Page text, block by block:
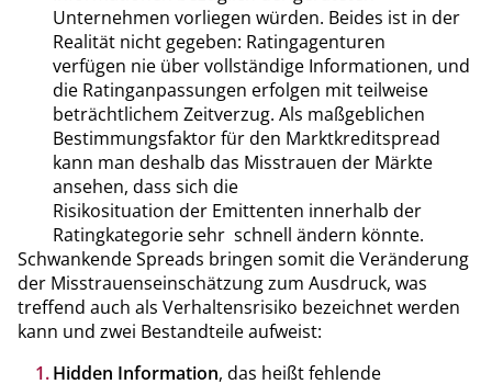
Unternehmen vorliegen würden. Beides ist in der
Realität nicht gegeben: Ratingagenturen
verfügen nie über vollständige Informationen, und
die Ratinganpassungen erfolgen mit teilweise
beträchtlichem Zeitverzug. Als maßgeblichen
Bestimmungsfaktor für den Marktkreditspread
kann man deshalb das Misstrauen der Märkte
ansehen, dass sich die
Risikosituation der Emittenten innerhalb der
Ratingkategorie sehr schnell ändern könnte.
Schwankende Spreads bringen somit die Veränderung
der Misstrauenseinschätzung zum Ausdruck, was
treffend auch als Verhaltensrisiko bezeichnet werden
kann und zwei Bestandteile aufweist:
Hidden Information, das heißt fehlende